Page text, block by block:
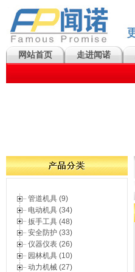
网站首页 走进闻诺
管道机具 (9)
电动机具 (34)
扳手工具 (48)
安全防护 (33)
仪器仪表 (26)
园林机具 (10)
动力机械 (27)